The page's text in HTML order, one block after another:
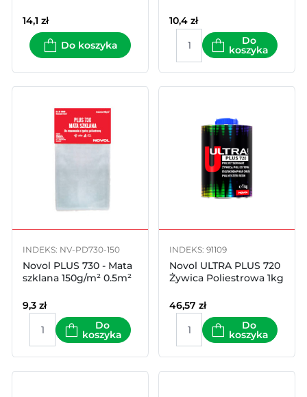
14,1 zł
Do koszyka
10,4 zł
Do
koszyka
INDEKS: NV-PD730-150
Novol PLUS 730 - Mata
szklana 150g/m² 0.5m²
9,3 zł
Do
koszyka
INDEKS: 91109
Novol ULTRA PLUS 720
Żywica Poliestrowa 1kg
46,57 zł
Do
koszyka